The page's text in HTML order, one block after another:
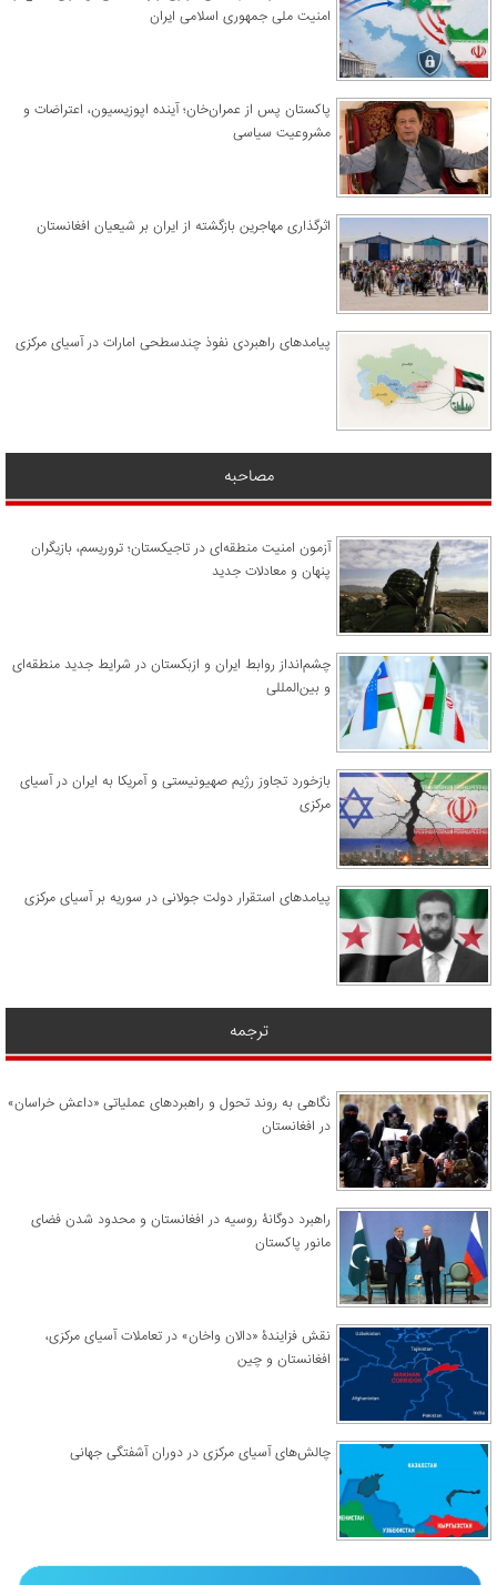
امنیت ملی جمهوری اسلامی ایران
پاکستان پس از عمران‌خان؛ آینده اپوزیسیون، اعتراضات و
مشروعیت سیاسی
اثرگذاری مهاجرین بازگشته از ایران بر شیعیان افغانستان
پیامدهای راهبردی نفوذ چندسطحی امارات در آسیای مرکزی
مصاحبه
آزمون امنیت منطقه‌ای در تاجیکستان؛ تروریسم، بازیگران
پنهان و معادلات جدید
چشم‌انداز روابط ایران و ازبکستان در شرایط جدید منطقه‌ای
و بین‌المللی
​بازخورد تجاوز رژیم صهیونیستی و آمریکا به ایران در آسیای
مرکزی
پیامدهای استقرار دولت جولانی در سوریه بر آسیای مرکزی
ترجمه
نگاهی به روند تحول و راهبردهای عملیاتی «داعش خراسان»
در افغانستان
راهبرد دوگانۀ روسیه در افغانستان و محدود شدن فضای
مانور پاکستان
نقش فزایندۀ «دالان واخان» در تعاملات آسیای مرکزی،
افغانستان و چین
چالش‌های آسیای مرکزی در دوران آشفتگی جهانی